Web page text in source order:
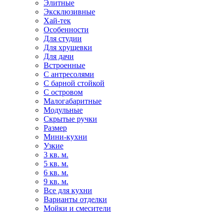
Элитные
Эксклюзивные
Хай-тек
Особенности
Для студии
Для хрущевки
Для дачи
Встроенные
С антресолями
С барной стойкой
С островом
Малогабаритные
Модульные
Скрытые ручки
Размер
Мини-кухни
Узкие
3 кв. м.
5 кв. м.
6 кв. м.
9 кв. м.
Все для кухни
Варианты отделки
Мойки и смесители